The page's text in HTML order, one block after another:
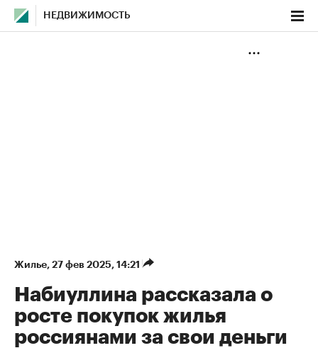
НЕДВИЖИМОСТЬ
Жилье⁠, 27 фев 2025, 14:21
Набиуллина рассказала о
росте покупок жилья
россиянами за свои деньги